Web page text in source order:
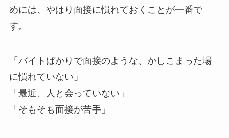
めには、やはり面接に慣れておくことが一番で
す。
「バイトばかりで面接のような、かしこまった場
に慣れていない」
「最近、人と会っていない」
「そもそも面接が苦手」